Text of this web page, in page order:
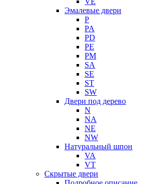
Эмалевые двери
P
PA
PD
PE
PM
SA
SE
ST
SW
Двери под дерево
N
NA
NE
NW
Натуральный шпон
VA
VT
Скрытые двери